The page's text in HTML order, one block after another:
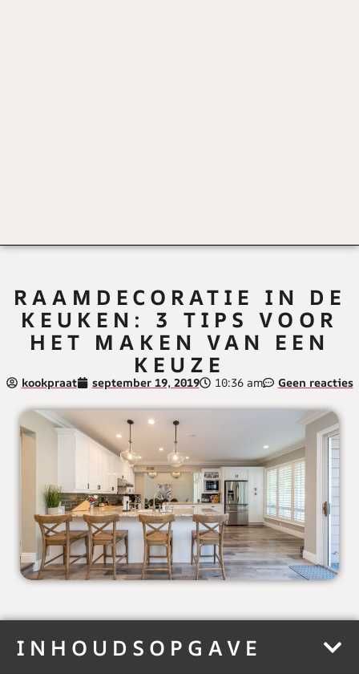
RAAMDECORATIE IN DE
KEUKEN: 3 TIPS VOOR
HET MAKEN VAN EEN
KEUZE
kookpraat september 19, 2019 10:36 am Geen reacties
INHOUDSOPGAVE